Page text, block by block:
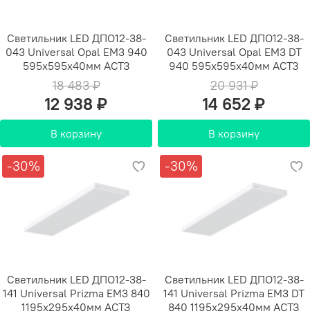
Светильник LED ДПО12-38-
043 Universal Opal EM3 940
595х595х40мм АСТЗ
18 483 ₽
12 938 ₽
В корзину
Светильник LED ДПО12-38-
043 Universal Opal EM3 DT
940 595х595х40мм АСТЗ
20 931 ₽
14 652 ₽
В корзину
-30%
Светильник LED ДПО12-38-
141 Universal Prizma EM3 840
1195х295х40мм АСТЗ
-30%
Светильник LED ДПО12-38-
141 Universal Prizma EM3 DT
840 1195х295х40мм АСТЗ